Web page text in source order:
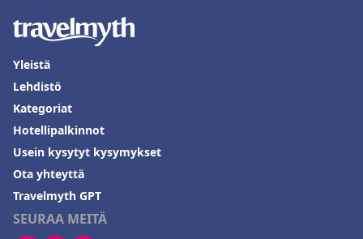
SEURAA MEITÄ
Yleistä
Lehdistö
Kategoriat
Hotellipalkinnot
Usein kysytyt kysymykset
Ota yhteyttä
Travelmyth GPT